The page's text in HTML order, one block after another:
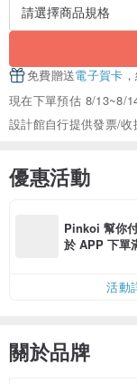
免費贈送電子賀卡
現在下單預估 8/13~8/
設計館自行提供發票/
優惠活動
Pinkoi 幫你
於 APP 下單
活動
關於品牌